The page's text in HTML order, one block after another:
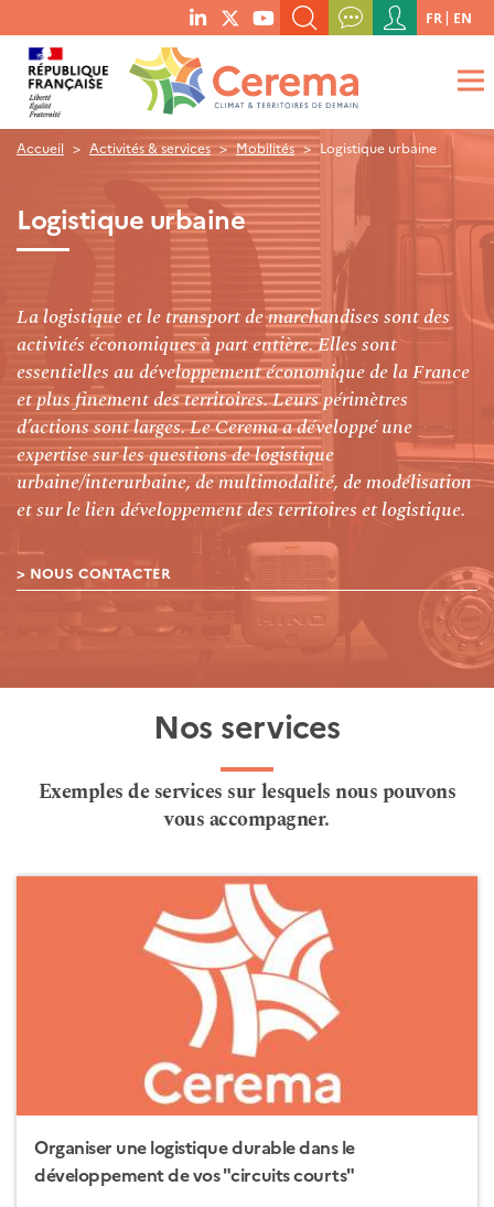
menu
social
links
RECHERCHER UN MOT-CLÉ, UNE PUBLICATION, ETC.
QUE RECHERCHEZ-VOUS ?
Menu
du
compte
de
l'utilisateur
FR EN
Accueil Activités & services Mobilités Logistique urbaine
Logistique urbaine
La logistique et le transport de marchandises sont des
activités économiques à part entière. Elles sont
essentielles au développement économique de la France
et plus finement des territoires. Leurs périmètres
d’actions sont larges. Le Cerema a développé une
expertise sur les questions de logistique
urbaine/interurbaine, de multimodalité, de modélisation
et sur le lien développement des territoires et logistique.
NOUS CONTACTER
Nos services
Exemples de services sur lesquels nous pouvons
vous accompagner.
Organiser une logistique durable dans le
développement de vos "circuits courts"